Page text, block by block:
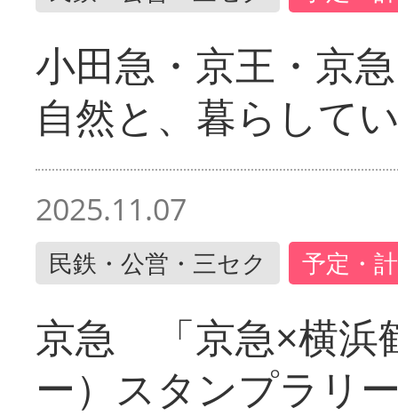
小田急・京王・京
自然と、暮らして
2025.11.07
民鉄・公営・三セク 予定・
京急 「京急×横浜
ー）スタンプラリ